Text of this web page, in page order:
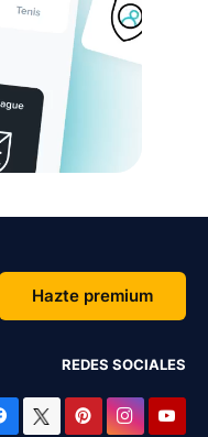
Hazte premium
REDES SOCIALES